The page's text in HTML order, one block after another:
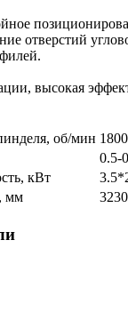
отверстий
высокая
об/мин
0.5-
кВт
мм